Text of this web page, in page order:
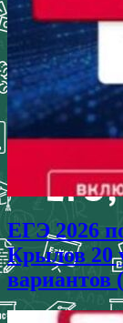
ЕГЭ 2026
Крылов 20
вариантов